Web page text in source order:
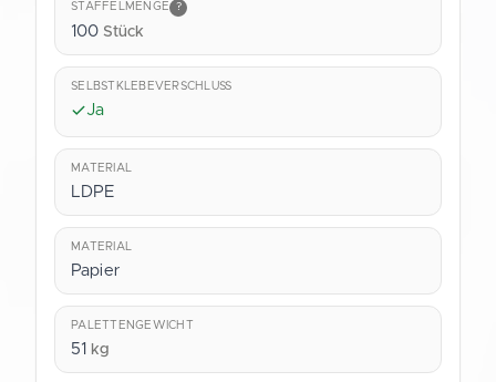
STAFFELMENGE ?
100 Stück
SELBSTKLEBEVERSCHLUSS
Ja
MATERIAL
LDPE
MATERIAL
Papier
PALETTENGEWICHT
51 kg